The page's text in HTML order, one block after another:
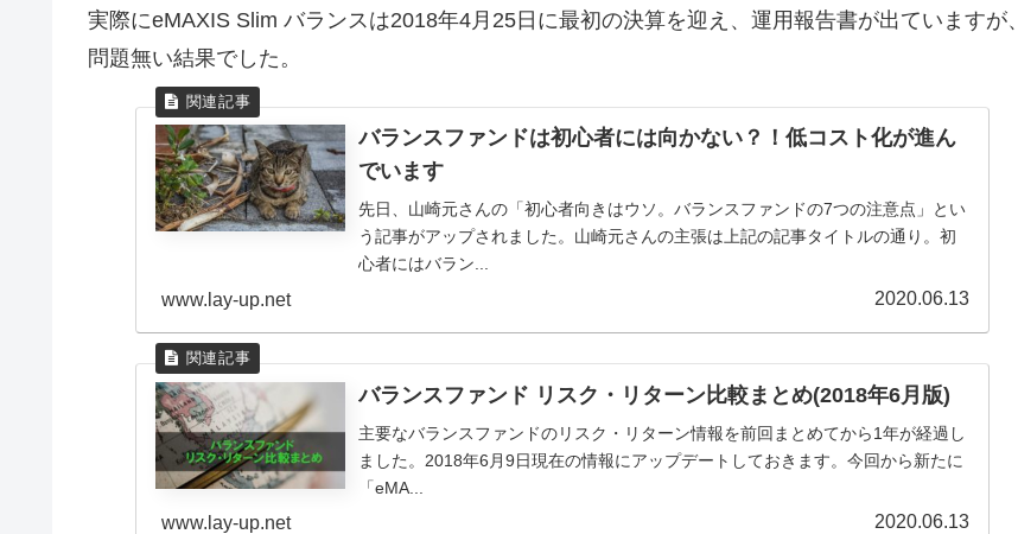
実際にeMAXIS Slim バランスは2018年4月25日に最初の決算を迎え、運用報告書が出ていますが、
問題無い結果でした。
バランスファンドは初心者には向かない？！低コスト化が進ん
でいます
先日、山崎元さんの「初心者向きはウソ。バランスファンドの7つの注意点」とい
う記事がアップされました。山崎元さんの主張は上記の記事タイトルの通り。初
心者にはバラン...
www.lay-up.net 2020.06.13
バランスファンド リスク・リターン比較まとめ(2018年6月版)
主要なバランスファンドのリスク・リターン情報を前回まとめてから1年が経過し
ました。2018年6月9日現在の情報にアップデートしておきます。今回から新たに
「eMA...
www.lay-up.net 2020.06.13